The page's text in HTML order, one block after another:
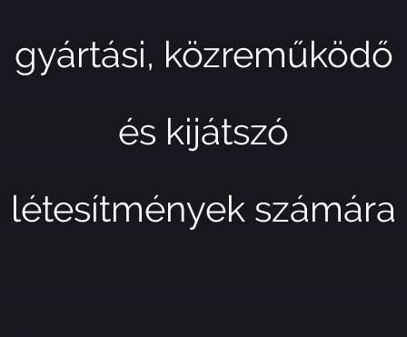
gyártási, közreműködő
és kijátszó
létesítmények számára